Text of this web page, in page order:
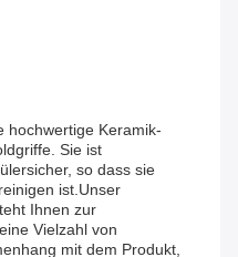
hochwertige Keramik-
Sie ist
so dass sie
ist.Unser
Ihnen zur
Vielzahl von
mit dem Produkt,